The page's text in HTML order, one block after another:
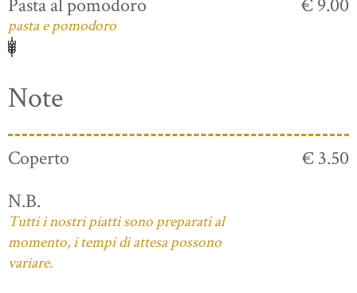
Pasta al pomodoro
pasta e pomodoro
€ 9.00
Note
Coperto
€ 3.50
N.B.
Tutti i nostri piatti sono preparati al
momento, i tempi di attesa possono
variare.